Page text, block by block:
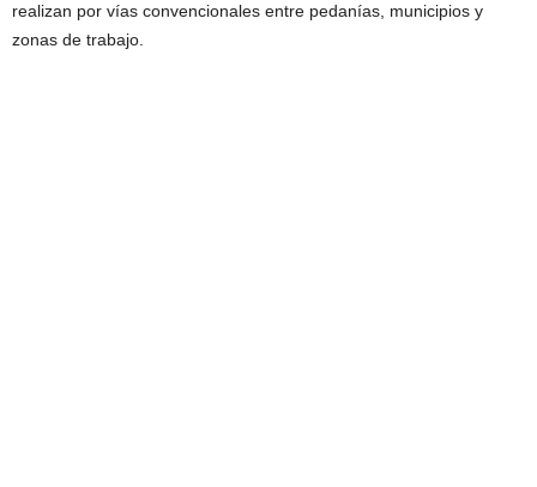
realizan por vías convencionales entre pedanías, municipios y
zonas de trabajo.